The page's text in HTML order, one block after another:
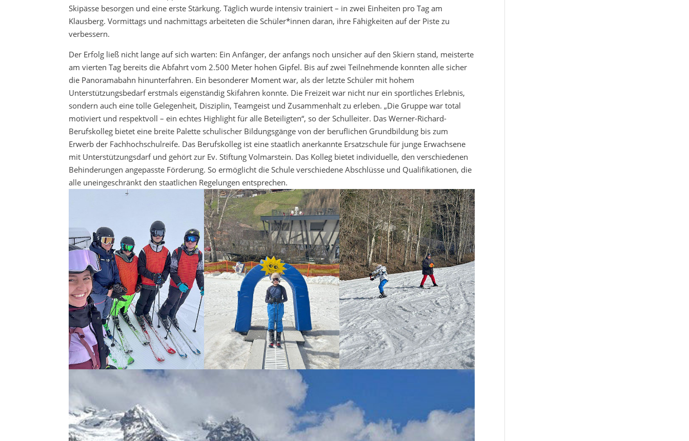
Skipässe besorgen und eine erste Stärkung. Täglich wurde intensiv trainiert – in zwei Einheiten pro Tag am
Klausberg. Vormittags und nachmittags arbeiteten die Schüler*innen daran, ihre Fähigkeiten auf der Piste zu
verbessern.
Der Erfolg ließ nicht lange auf sich warten: Ein Anfänger, der anfangs noch unsicher auf den Skiern stand, meisterte
am vierten Tag bereits die Abfahrt vom 2.500 Meter hohen Gipfel. Bis auf zwei Teilnehmende konnten alle sicher
die Panoramabahn hinunterfahren. Ein besonderer Moment war, als der letzte Schüler mit hohem
Unterstützungsbedarf erstmals eigenständig Skifahren konnte. Die Freizeit war nicht nur ein sportliches Erlebnis,
sondern auch eine tolle Gelegenheit, Disziplin, Teamgeist und Zusammenhalt zu erleben. „Die Gruppe war total
motiviert und respektvoll – ein echtes Highlight für alle Beteiligten“, so der Schulleiter. Das Werner-Richard-
Berufskolleg bietet eine breite Palette schulischer Bildungsgänge von der beruflichen Grundbildung bis zum
Erwerb der Fachhochschulreife. Das Berufskolleg ist eine staatlich anerkannte Ersatzschule für junge Erwachsene
mit Unterstützungsdarf und gehört zur Ev. Stiftung Volmarstein. Das Kolleg bietet individuelle, den verschiedenen
Behinderungen angepasste Förderung. So ermöglicht die Schule verschiedene Abschlüsse und Qualifikationen, die
alle uneingeschränkt den staatlichen Regelungen entsprechen.